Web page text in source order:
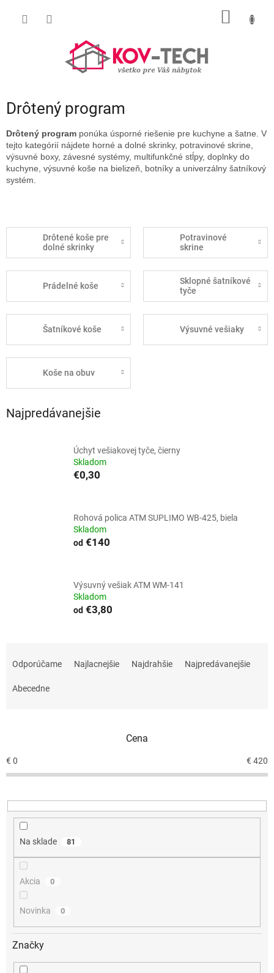
Drôtený program
Drôtený program ponúka úsporné riešenie pre kuchyne a šatne. V
tejto kategórií nájdete horné a dolné skrinky, potravinové skrine,
výsuvné boxy, závesné systémy, multifunkčné stĺpy, doplnky do
kuchyne, výsuvné koše na bielizeň, botníky a univerzálny šatníkový
systém.
Drôtené koše pre
dolné skrinky
Potravinové
skrine
Prádelné koše
Sklopné šatníkové
tyče
Šatníkové koše Výsuvné vešiaky
Koše na obuv
Najpredávanejšie
Úchyt vešiakovej tyče, čierny
Skladom
€0,30
Rohová polica ATM SUPLIMO WB-425, biela
Skladom
od €140
Výsuvný vešiak ATM WM-141
Skladom
od €3,80
r
o
u
k
Odporúčame Najlacnejšie Najdrahšie Najpredávanejšie
Abecedne
Cena
€ 0 € 420
Na sklade 81
Akcia 0
Novinka 0
Značky